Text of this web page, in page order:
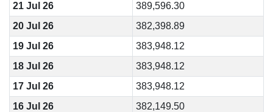
21 Jul 26
389,596.30
20 Jul 26
382,398.89
19 Jul 26
383,948.12
18 Jul 26
383,948.12
17 Jul 26
383,948.12
16 Jul 26
382,149.50